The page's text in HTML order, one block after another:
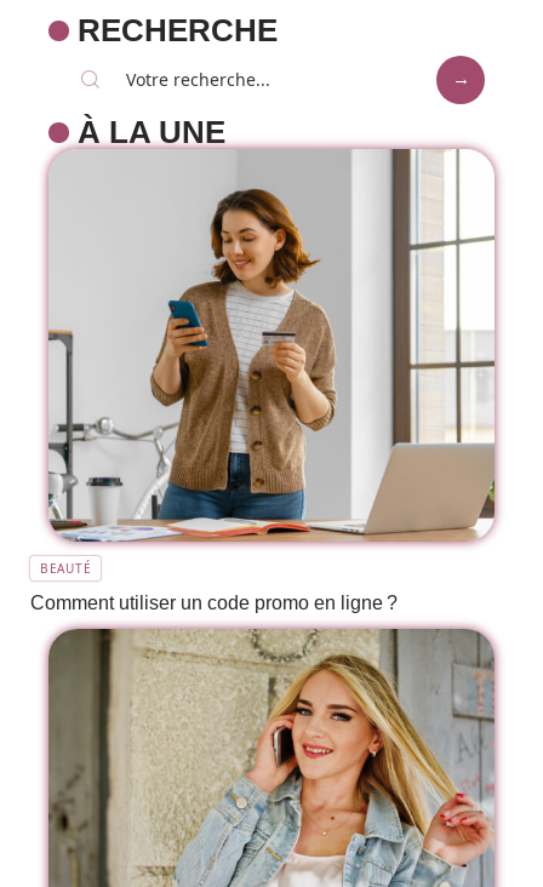
RECHERCHE
À LA UNE
BEAUTÉ
Comment utiliser un code promo en ligne ?